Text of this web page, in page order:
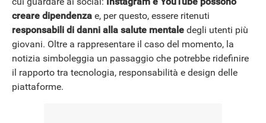
NEWS
creare dipendenza e, per questo, essere ritenuti
responsabili di danni alla salute mentale degli utenti più
giovani. Oltre a rappresentare il caso del momento, la
notizia simboleggia un passaggio che potrebbe ridefinire
il rapporto tra tecnologia, responsabilità e design delle
piattaforme.